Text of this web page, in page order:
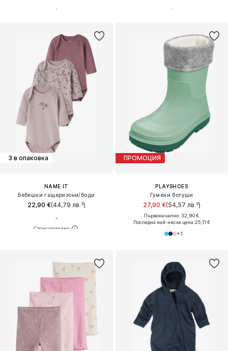
3 в опаковка
NAME IT
Бебешки гащеризони/боди
22,90 €(44,79 лв.³)
ПРОМОЦИЯ
PLAYSHOES
Гумени ботуши
27,90 €(54,57 лв.³)
Първоначално: 32,90 €
Последна най-ниска цена:25,11 €
+1